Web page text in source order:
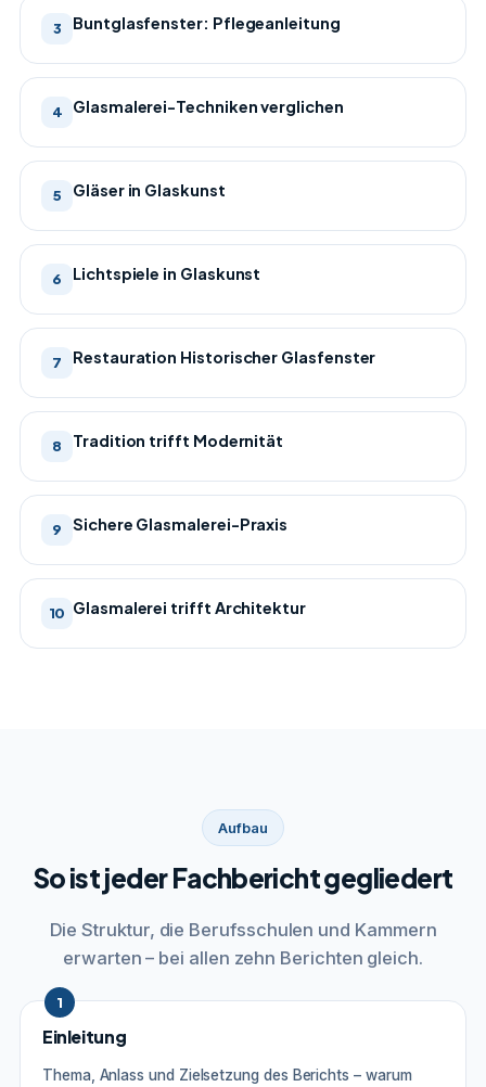
3 Buntglasfenster: Pflegeanleitung
4 Glasmalerei-Techniken verglichen
5 Gläser in Glaskunst
6 Lichtspiele in Glaskunst
7 Restauration Historischer Glasfenster
8 Tradition trifft Modernität
9 Sichere Glasmalerei-Praxis
10 Glasmalerei trifft Architektur
Aufbau
So ist jeder Fachbericht gegliedert
Die Struktur, die Berufsschulen und Kammern
erwarten – bei allen zehn Berichten gleich.
1
Einleitung
Thema, Anlass und Zielsetzung des Berichts – warum